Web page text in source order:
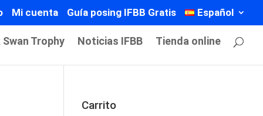
Mi cuenta Guía posing IFBB Gratis Español
Swan Trophy Noticias IFBB Tienda online
Carrito